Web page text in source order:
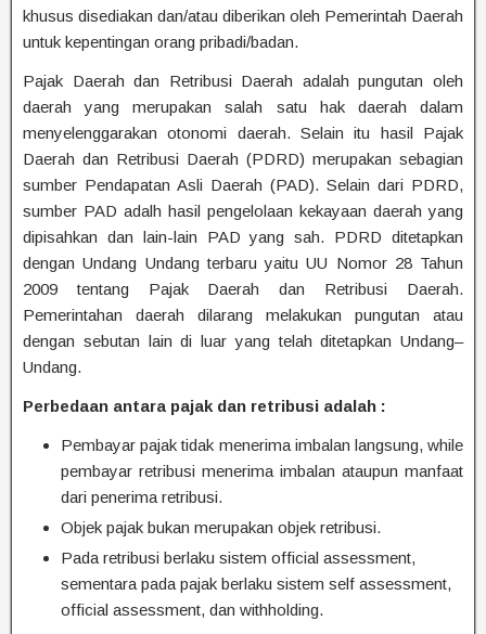
khusus disediakan dan/atau diberikan oleh Pemerintah Daerah
untuk kepentingan orang pribadi/badan.
Pajak Daerah dan Retribusi Daerah adalah pungutan oleh
daerah yang merupakan salah satu hak daerah dalam
menyelenggarakan otonomi daerah. Selain itu hasil Pajak
Daerah dan Retribusi Daerah (PDRD) merupakan sebagian
sumber Pendapatan Asli Daerah (PAD). Selain dari PDRD,
sumber PAD adalh hasil pengelolaan kekayaan daerah yang
dipisahkan dan lain-lain PAD yang sah. PDRD ditetapkan
dengan Undang Undang terbaru yaitu UU Nomor 28 Tahun
2009 tentang Pajak Daerah dan Retribusi Daerah.
Pemerintahan daerah dilarang melakukan pungutan atau
dengan sebutan lain di luar yang telah ditetapkan Undang–
Undang.
Perbedaan antara pajak dan retribusi adalah :
Pembayar pajak tidak menerima imbalan langsung, while
pembayar retribusi menerima imbalan ataupun manfaat
dari penerima retribusi.
Objek pajak bukan merupakan objek retribusi.
Pada retribusi berlaku sistem official assessment,
sementara pada pajak berlaku sistem self assessment,
official assessment, dan withholding.